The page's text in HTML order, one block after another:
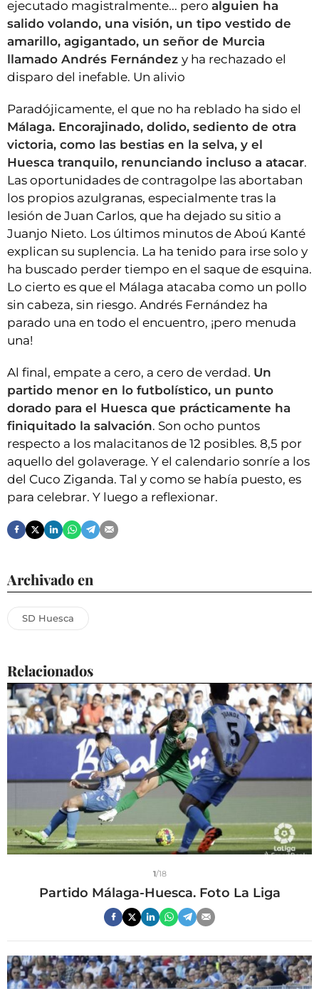
ejecutado magistralmente... pero alguien ha
salido volando, una visión, un tipo vestido de
amarillo, agigantado, un señor de Murcia
llamado Andrés Fernández y ha rechazado el
disparo del inefable. Un alivio
Paradójicamente, el que no ha reblado ha sido el
Málaga. Encorajinado, dolido, sediento de otra
victoria, como las bestias en la selva, y el
Huesca tranquilo, renunciando incluso a atacar.
Las oportunidades de contragolpe las abortaban
los propios azulgranas, especialmente tras la
lesión de Juan Carlos, que ha dejado su sitio a
Juanjo Nieto. Los últimos minutos de Aboú Kanté
explican su suplencia. La ha tenido para irse solo y
ha buscado perder tiempo en el saque de esquina.
Lo cierto es que el Málaga atacaba como un pollo
sin cabeza, sin riesgo. Andrés Fernández ha
parado una en todo el encuentro, ¡pero menuda
una!
Al final, empate a cero, a cero de verdad. Un
partido menor en lo futbolístico, un punto
dorado para el Huesca que prácticamente ha
finiquitado la salvación. Son ocho puntos
respecto a los malacitanos de 12 posibles. 8,5 por
aquello del golaverage. Y el calendario sonríe a los
del Cuco Ziganda. Tal y como se había puesto, es
para celebrar. Y luego a reflexionar.
Archivado en
SD Huesca
Relacionados
1/18
Partido Málaga-Huesca. Foto La Liga